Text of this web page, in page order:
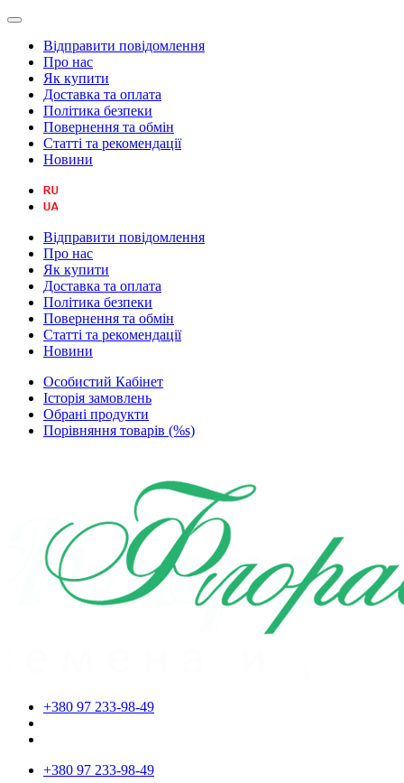
Відправити повідомлення
Про нас
Як купити
Доставка та оплата
Політика безпеки
Повернення та обмін
Статті та рекомендації
Новини
Відправити повідомлення
Про нас
Як купити
Доставка та оплата
Політика безпеки
Повернення та обмін
Статті та рекомендації
Новини
Особистий Кабінет
Історія замовлень
Обрані продукти
Порівняння товарів (%s)
+380 97 233-98-49
+380 97 233-98-49